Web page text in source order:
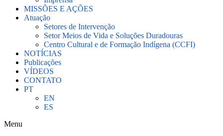
MISSÕES E AÇÕES
Atuação
Setores de Intervenção
Setor Meios de Vida e Soluções Duradouras
Centro Cultural e de Formação Indígena (CCFI)
NOTÍCIAS
Publicações
VÍDEOS
CONTATO
PT
EN
ES
Menu